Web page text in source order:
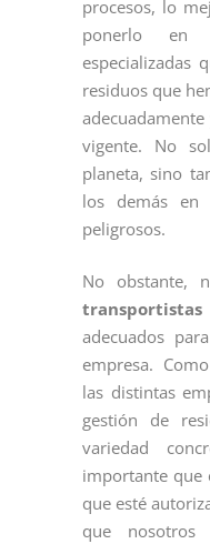
procesos, lo
ponerlo en
especializadas
residuos que
vigente. No
planeta, sino
los demás
peligrosos.
No obstante,
adecuados
empresa.
las distintas
gestión de
variedad
importante que
que esté
que nosotros